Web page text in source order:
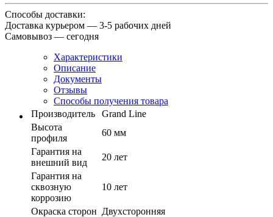
Способы доставки:
Доставка курьером — 3-5 рабочих дней
Самовывоз — сегодня
Характеристики
Описание
Документы
Отзывы
Способы получения товара
Производитель
Grand Line
Высота
профиля
60 мм
Гарантия на
внешний вид
20 лет
Гарантия на
сквозную
коррозию
10 лет
Окраска сторон Двухсторонняя